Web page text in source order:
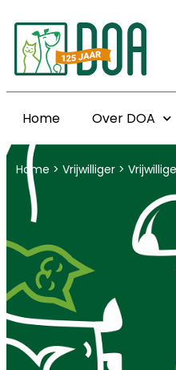
Home Over DOA
Home > Vrijwilliger >